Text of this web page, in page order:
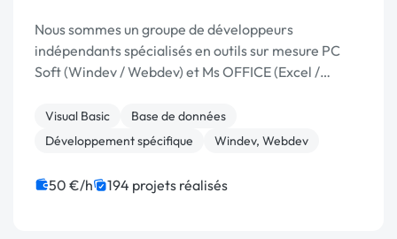
Nous sommes un groupe de développeurs
indépendants spécialisés en outils sur mesure PC
Soft (Windev / Webdev) et Ms OFFICE (Excel /
centaines applications. Toujours intéressés par de
nouvelles co...
Visual Basic
Base de données
Développement spécifique
Windev, Webdev
50 €/h 194 projets réalisés